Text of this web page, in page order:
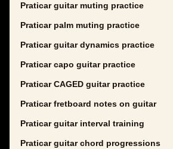
Praticar guitar muting practice
Praticar palm muting practice
Praticar guitar dynamics practice
Praticar capo guitar practice
Praticar CAGED guitar practice
Praticar fretboard notes on guitar
Praticar guitar interval training
Praticar guitar chord progressions